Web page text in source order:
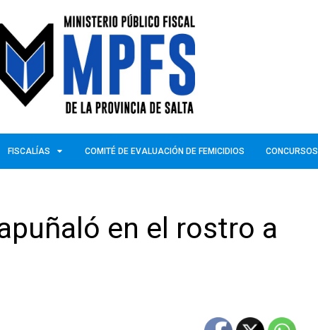
FISCALÍAS COMITÉ DE EVALUACIÓN DE FEMICIDIOS CONCURSOS
en el rostro a